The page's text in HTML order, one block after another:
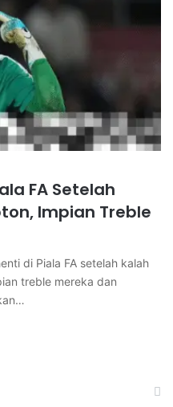
FA Setelah
Impian Treble
di Piala FA setelah kalah
treble mereka dan